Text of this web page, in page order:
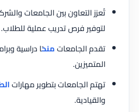
تُعزز التعاون بين الجامعات
لتوفير فرص تدريب عملية للطلاب.
تقدم الجامعاتمنحًا دراسية
المتميزين.
تهتم الجامعات بتطوير مهارات
والقيادية.